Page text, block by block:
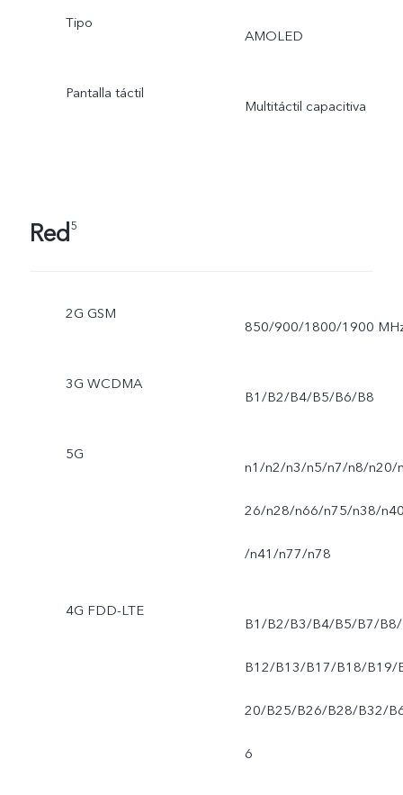
Tipo
AMOLED
Pantalla táctil
Multitáctil capacitiva
Red5
2G GSM
850/900/1800/1900
3G WCDMA
B1/B2/B4/B5/B6/B8
5G
n1/n2/n3/n5/n7/n8/n20/
26/n28/n66/n75/n38/
/n41/n77/n78
4G FDD-LTE
B1/B2/B3/B4/B5/B7/B8/
B12/B13/B17/B18/B19/
20/B25/B26/B28/B32/
6